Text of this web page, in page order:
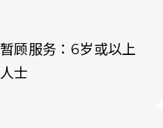
顾服务：6岁或以上
士